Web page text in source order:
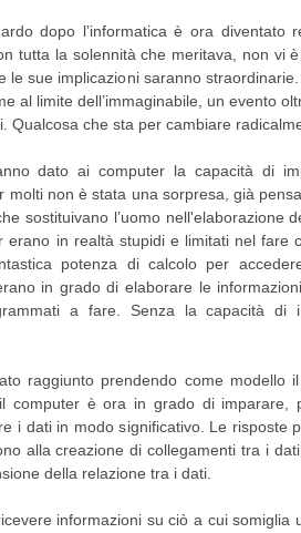
dopo l’informatica è ora diventato
tutta la solennità che meritava, non vi
le sue implicazioni saranno
al limite dell’immaginabile, un evento
Qualcosa che sta per cambiare
dato ai computer la capacità di
molti non è stata una sorpresa, già
sostituivano l’uomo nell'elaborazione
erano in realtà stupidi e limitati nel fare
potenza di calcolo per
in grado di elaborare le
a fare. Senza la capacità di
raggiunto prendendo come modello
computer è ora in grado di imparare,
i dati in modo significativo. Le risposte
alla creazione di collegamenti tra i
della relazione tra i dati.
informazioni su ciò a cui somiglia